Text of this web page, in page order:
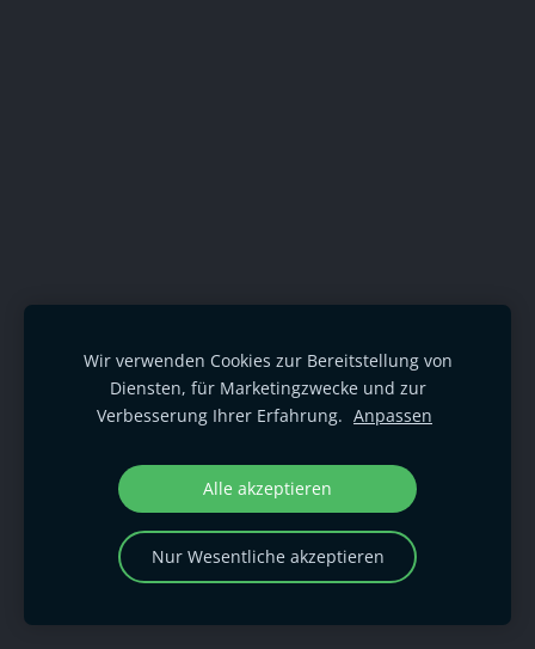
Wir verwenden Cookies zur Bereitstellung von
Diensten, für Marketingzwecke und zur
Verbesserung Ihrer Erfahrung. Anpassen
Alle akzeptieren
Nur Wesentliche akzeptieren